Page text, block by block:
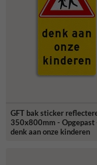
GFT bak sticker
350x800mm - Opgepast
denk aan onze kinderen